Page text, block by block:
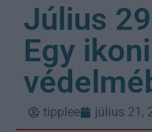
Július
Egy
tipplee július 21,